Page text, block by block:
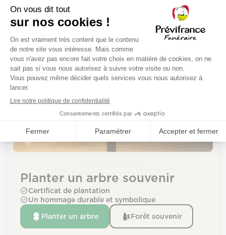
La cérémonie aura lieu le jeudi 4 juin 2026 à
l'adresse suivante :
Planter un arbre souvenir
Certificat de plantation
Un hommage durable et symbolique
Planter un arbre Forêt souvenir